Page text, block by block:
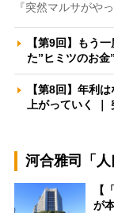
『突然マルサがや
【第9回】もう
た”ヒミツのお
【第8回】年利
上がっていく ｜
河合雅司「人
【
が